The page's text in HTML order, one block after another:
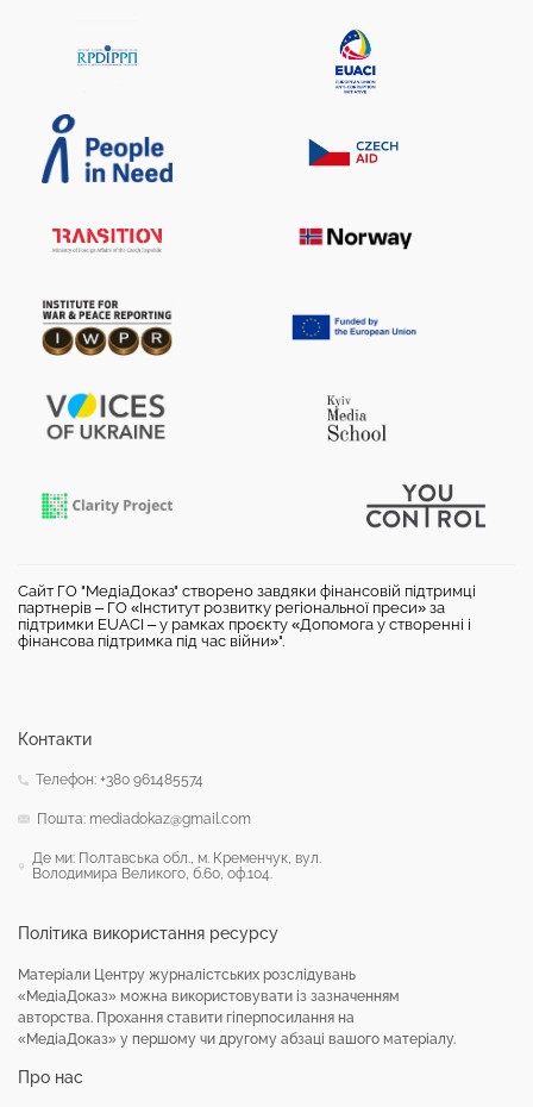
Сайт ГО "МедіаДоказ" створено завдяки фінансовій підтримці
партнерів – ГО «Інститут розвитку регіональної преси» за
підтримки EUACI – у рамках проєкту «Допомога у створенні і
фінансова підтримка під час війни»".
Про нас
Політика використання ресурсу
Матеріали Центру журналістських розслідувань
«МедіаДоказ» можна використовувати із зазначенням
авторства. Прохання ставити гіперпосилання на
«МедіаДоказ» у першому чи другому абзаці вашого матеріалу.
Контакти
Телефон: +380 961485574
Пошта: mediadokaz@gmail.com
Де ми: Полтавська обл., м. Кременчук, вул.
Володимира Великого, б.60, оф.104.